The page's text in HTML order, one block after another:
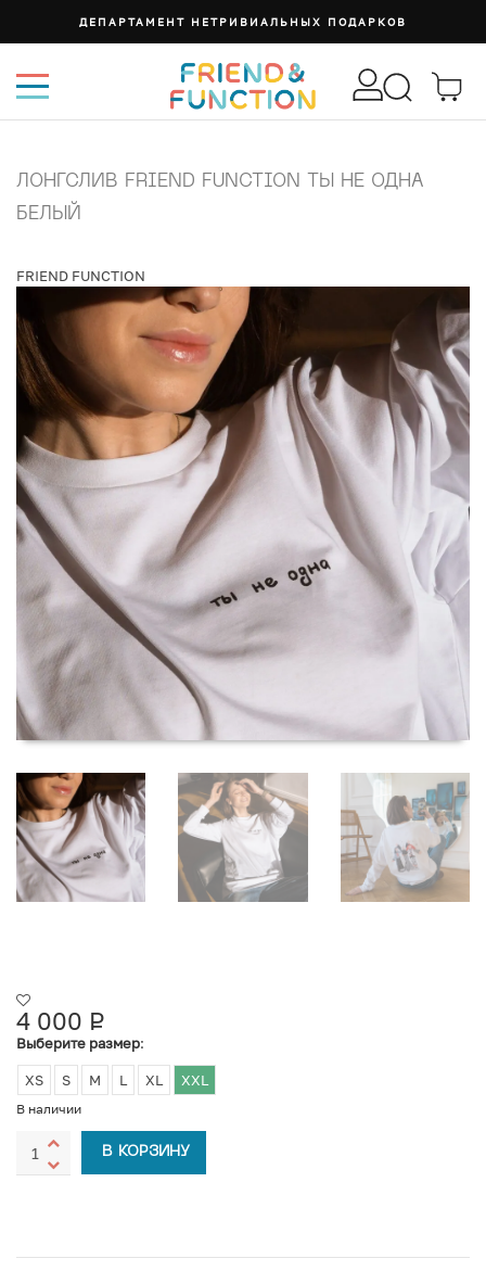
ДЕПАРТАМЕНТ НЕТРИВИАЛЬНЫХ ПОДАРКОВ
ЛОНГСЛИВ FRIEND FUNCTION ТЫ НЕ ОДНА
БЕЛЫЙ
FRIEND FUNCTION
4 000 Р
УБ.
Выберите размер:
XS S M L XL XXL
В наличии
В КОРЗИНУ